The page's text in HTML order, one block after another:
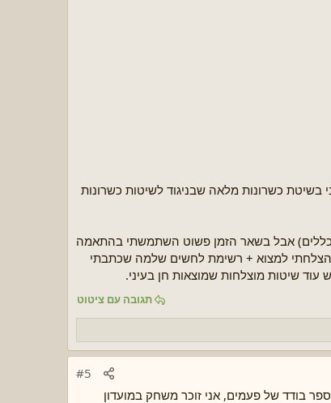
מרענן וחתרני בשיטת כשרונות מלאה שבניגוד לשיטות כשרונות
אבל בשאר הזמן פשוט השתמשתי בהתאמה
למצוא + רשימת לחשים שלמה שכתבתי
שיטות מוצלחות שמוצאות חן בעיני.
תגובה עם ציטוט
#5
בודד של פעמים, אני זוכר משחק במועדון